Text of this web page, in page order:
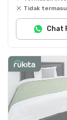
Tidak
Chat